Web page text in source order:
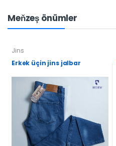
Meňzeş önümler
Jins
Erkek üçin jins jalbar